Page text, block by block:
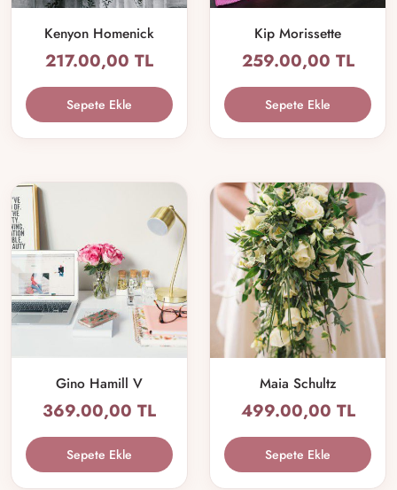
Kenyon Homenick
217.00,00 TL
Sepete Ekle
Kip Morissette
259.00,00 TL
Sepete Ekle
Gino Hamill V
369.00,00 TL
Sepete Ekle
Maia Schultz
499.00,00 TL
Sepete Ekle